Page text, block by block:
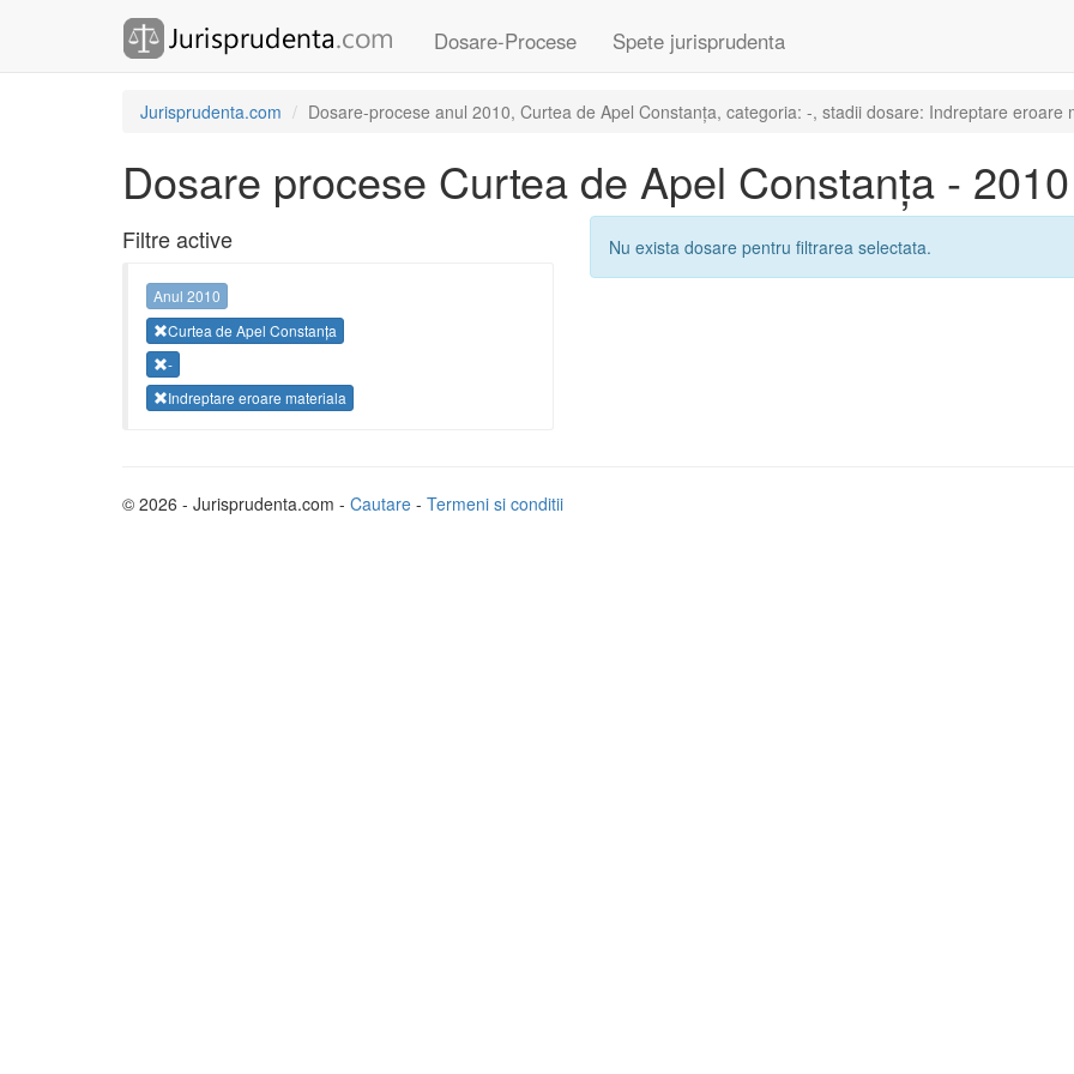
Dosare-Procese Spete jurisprudenta
Jurisprudenta.com Dosare-procese anul 2010, Curtea de Apel Constanța, categoria: -, stadii dosare: Indreptare eroare
Dosare procese Curtea de Apel Constanța - 2010
Filtre active
Anul 2010
Curtea de Apel Constanța
-
Indreptare eroare materiala
Nu exista dosare pentru filtrarea selectata.
© 2026 - Jurisprudenta.com - Cautare - Termeni si conditii